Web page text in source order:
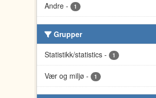
Andre - 1
Grupper
Statistikk/statistics - 1
Vær og miljø - 1